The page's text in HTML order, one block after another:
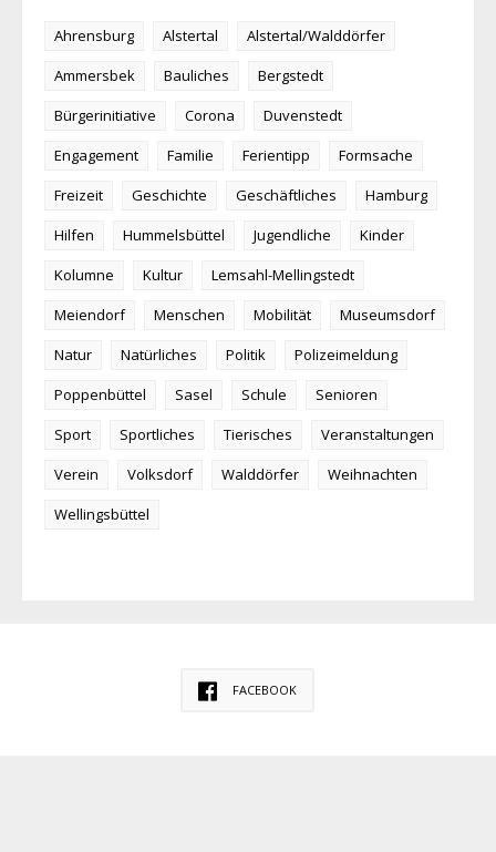
Ahrensburg Alstertal
Alstertal/Walddörfer
Ammersbek
Bauliches
Bergstedt
Bürgerinitiative
Corona
Duvenstedt
Engagement
Familie Ferientipp
Formsache
Freizeit
Geschichte Geschäftliches
Hamburg
Hilfen
Hummelsbüttel Jugendliche
Kinder
Kolumne
Kultur
Lemsahl-Mellingstedt
Meiendorf
Menschen Mobilität
Museumsdorf
Natur
Natürliches Politik
Polizeimeldung
Poppenbüttel
Sasel Schule
Senioren
Sport
Sportliches Tierisches
Veranstaltungen
Verein
Volksdorf Walddörfer
Weihnachten
Wellingsbüttel
FACEBOOK